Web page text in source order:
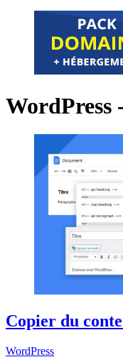
WordPress
Copier du
WordPress